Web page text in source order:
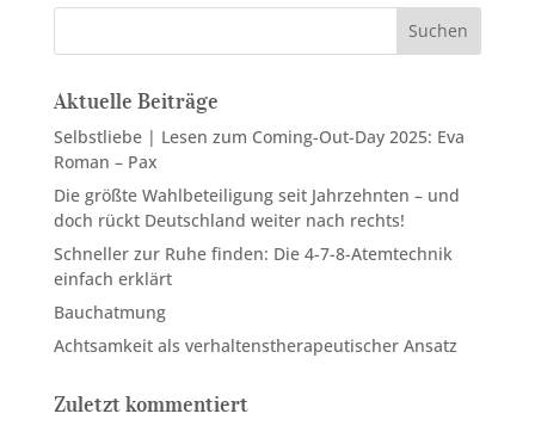
Suchen
Aktuelle Beiträge
Selbstliebe | Lesen zum Coming-Out-Day 2025: Eva
Roman – Pax
Die größte Wahlbeteiligung seit Jahrzehnten – und
doch rückt Deutschland weiter nach rechts!
Schneller zur Ruhe finden: Die 4-7-8-Atemtechnik
einfach erklärt
Bauchatmung
Achtsamkeit als verhaltenstherapeutischer Ansatz
Zuletzt kommentiert